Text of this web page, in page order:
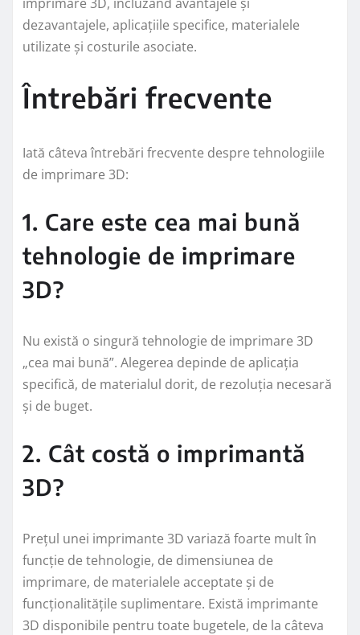
dezavantajele, aplicațiile specifice, materialele
utilizate și costurile asociate.
Întrebări frecvente
Iată câteva întrebări frecvente despre tehnologiile
de imprimare 3D:
1. Care este cea mai bună
tehnologie de imprimare
3D?
Nu există o singură tehnologie de imprimare 3D
„cea mai bună”. Alegerea depinde de aplicația
specifică, de materialul dorit, de rezoluția necesară
și de buget.
2. Cât costă o imprimantă
3D?
Prețul unei imprimante 3D variază foarte mult în
funcție de tehnologie, de dimensiunea de
imprimare, de materialele acceptate și de
funcționalitățile suplimentare. Există imprimante
3D disponibile pentru toate bugetele, de la câteva